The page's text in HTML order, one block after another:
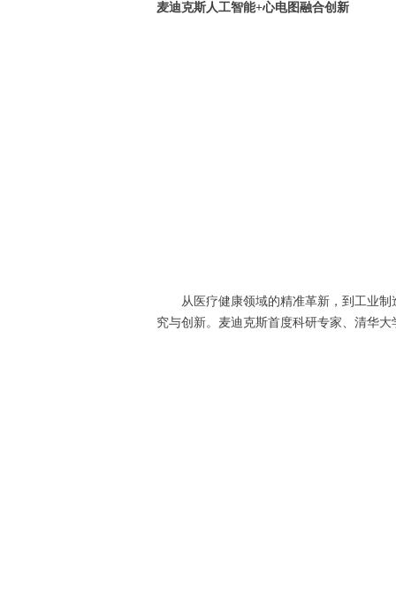
麦迪克斯人工智能+心电图融合创新
从医疗健康领域的精准革新，到工业
究与创新。麦迪克斯首度科研专家、清华